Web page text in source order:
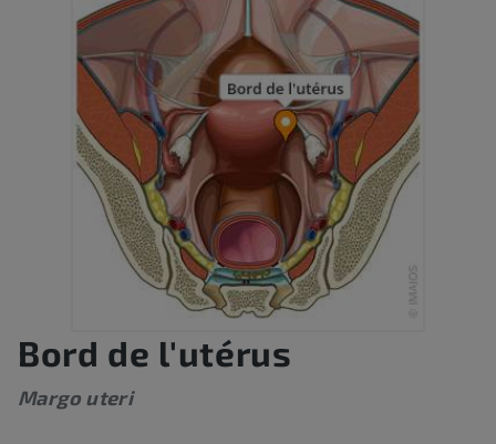
Bord de l'utérus
Margo uteri